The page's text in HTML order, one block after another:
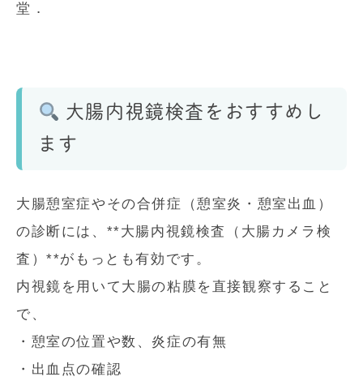
堂．
大腸内視鏡検査をおすすめし
ます
大腸憩室症やその合併症（憩室炎・憩室出血）
の診断には、**大腸内視鏡検査（大腸カメラ検
査）**がもっとも有効です。
内視鏡を用いて大腸の粘膜を直接観察すること
で、
・憩室の位置や数、炎症の有無
・出血点の確認